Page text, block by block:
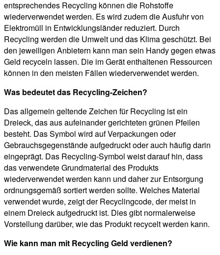
entsprechendes Recycling können die Rohstoffe
wiederverwendet werden. Es wird zudem die Ausfuhr von
Elektromüll in Entwicklungsländer reduziert. Durch
Recycling werden die Umwelt und das Klima geschützt. Bei
den jeweiligen Anbietern kann man sein Handy gegen etwas
Geld recyceln lassen. Die im Gerät enthaltenen Ressourcen
können in den meisten Fällen wiederverwendet werden.
Was bedeutet das Recycling-Zeichen?
Das allgemein geltende Zeichen für Recycling ist ein
Dreieck, das aus aufeinander gerichteten grünen Pfeilen
besteht. Das Symbol wird auf Verpackungen oder
Gebrauchsgegenstände aufgedruckt oder auch häufig darin
eingeprägt. Das Recycling-Symbol weist darauf hin, dass
das verwendete Grundmaterial des Produkts
wiederverwendet werden kann und daher zur Entsorgung
ordnungsgemäß sortiert werden sollte. Welches Material
verwendet wurde, zeigt der Recyclingcode, der meist in
einem Dreieck aufgedruckt ist. Dies gibt normalerweise
Vorstellung darüber, wie das Produkt recycelt werden kann.
Wie kann man mit Recycling Geld verdienen?